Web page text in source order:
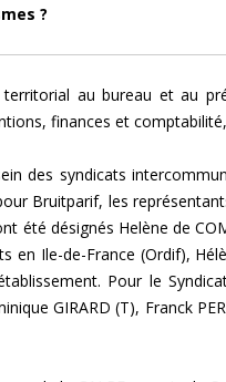
?
au bureau et au
finances et
des syndicats
Bruitparif, les
été désignés Helène de
en Ile-de-France (Ordif),
Pour le
GIRARD (T), Franck